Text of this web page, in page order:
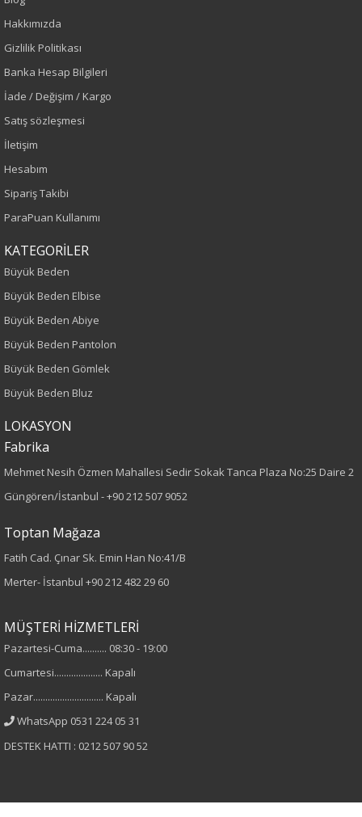
Sezon : YAZLIK
Renk
İndigo
Sezon
İlkbahar-Yaz
Yaş Grubu
Kalıp
Büyük Beden
Boy
75
Dokuma
Düz
Kumaş
Cinsiyet
Kadın
Truvakar Kol
Hakkımızda
Gizlilik Politikası
Banka Hesap Bilgileri
İade / Değişim / Kargo
Satış sözleşmesi
İletişim
Hesabım
Sipariş Takibi
ParaPuan Kullanımı
KATEGORİLER
Büyük Beden
Büyük Beden Elbise
Büyük Beden Abiye
Büyük Beden Pantolon
Büyük Beden Gömlek
Büyük Beden Bluz
LOKASYON
Fabrika
Mehmet Nesih Özmen Mahallesi Sedir Sokak Tanca Plaza No:25 Daire 2
Güngören/İstanbul -+90 212 507 9052
Toptan Mağaza
Fatih Cad. Çınar Sk. Emin Han No:41/B
Merter- İstanbul +90 212 482 29 60
MÜŞTERİ HİZMETLERİ
Pazartesi-Cuma.......... 08:30 - 19:00
Cumartesi.................... Kapalı
Pazar............................. Kapalı
WhatsApp 0531 224 05 31
DESTEK HATTI : 0212 507 90 52